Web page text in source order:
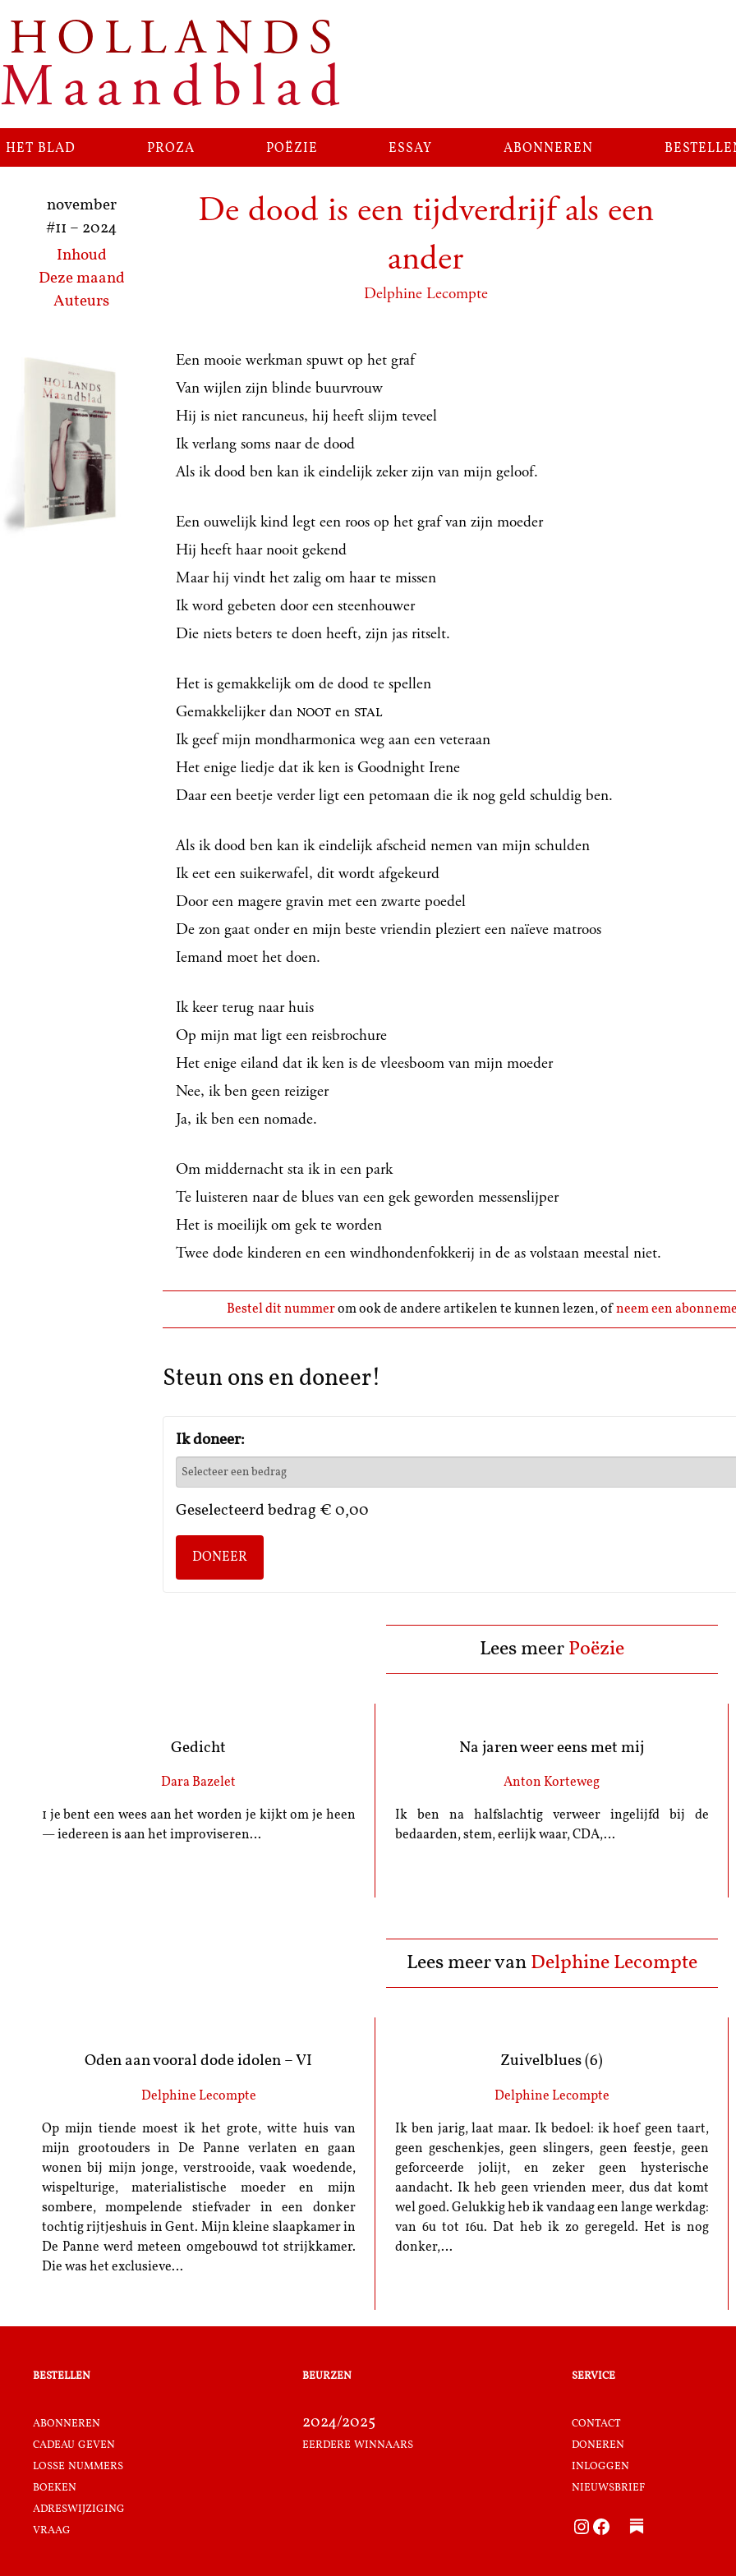
Ga
naar
de
inhoud
HOLLANDS
Maandblad
het blad proza poëzie essay abonneren
november
#11 – 2024
Inhoud
Deze maand
Auteurs
De dood is een tijdverdrijf als een
ander
Delphine Lecompte
Een mooie werkman spuwt op het graf
Van wijlen zijn blinde buurvrouw
Hij is niet rancuneus, hij heeft slijm teveel
Ik verlang soms naar de dood
Als ik dood ben kan ik eindelijk zeker zijn van mijn geloof.
Een ouwelijk kind legt een roos op het graf van zijn moeder
Hij heeft haar nooit gekend
Maar hij vindt het zalig om haar te missen
Ik word gebeten door een steenhouwer
Die niets beters te doen heeft, zijn jas ritselt.
Het is gemakkelijk om de dood te spellen
Gemakkelijker dan NOOT en STAL
Ik geef mijn mondharmonica weg aan een veteraan
Het enige liedje dat ik ken is Goodnight Irene
Daar een beetje verder ligt een petomaan die ik nog geld schuldig ben.
Als ik dood ben kan ik eindelijk afscheid nemen van mijn schulden
Ik eet een suikerwafel, dit wordt afgekeurd
Door een magere gravin met een zwarte poedel
De zon gaat onder en mijn beste vriendin pleziert een naïeve matroos
Iemand moet het doen.
Ik keer terug naar huis
Op mijn mat ligt een reisbrochure
Het enige eiland dat ik ken is de vleesboom van mijn moeder
Nee, ik ben geen reiziger
Ja, ik ben een nomade.
Om middernacht sta ik in een park
Te luisteren naar de blues van een gek geworden messenslijper
Het is moeilijk om gek te worden
Twee dode kinderen en een windhondenfokkerij in de as volstaan meestal niet.
Bestel dit nummerom ook de andere artikelen te kunnen lezen, ofneem een
Steun ons en doneer!
Ik doneer:
Geselecteerd bedrag € 0,00
DONEER
Lees meer Poëzie
Gedicht
Dara Bazelet
1 je bent een wees aan het worden je kijkt om je heen
— iedereen is aan het improviseren…
Na jaren weer eens met mij
Anton Korteweg
Ik ben na halfslachtig verweer ingelijfd bij de
bedaarden, stem, eerlijk waar, CDA,…
Lees meer van Delphine Lecompte
Oden aan vooral dode idolen – VI
Delphine Lecompte
Op mijn tiende moest ik het grote, witte huis van
mijn grootouders in De Panne verlaten en gaan
wonen bij mijn jonge, verstrooide, vaak woedende,
wispelturige, materialistische moeder en mijn
sombere, mompelende stiefvader in een donker
tochtig rijtjeshuis in Gent. Mijn kleine slaapkamer in
De Panne werd meteen omgebouwd tot strijkkamer.
Die was het exclusieve…
Zuivelblues (6)
Delphine Lecompte
Ik ben jarig, laat maar. Ik bedoel: ik hoef geen taart,
geen geschenkjes, geen slingers, geen feestje, geen
geforceerde jolijt, en zeker geen hysterische
aandacht. Ik heb geen vrienden meer, dus dat komt
wel goed. Gelukkig heb ik vandaag een lange werkdag:
van 6u tot 16u. Dat heb ik zo geregeld. Het is nog
donker,…
bestellen
abonneren
cadeau geven
losse nummers
boeken
adreswijziging
vraag
beurzen
2024/2025
eerdere winnaars
service
contact
doneren
inloggen
nieuwsbrief
Instagram Facebook